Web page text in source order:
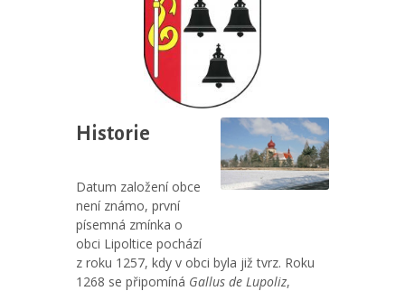
Historie
Datum založení obce
není známo, první
písemná zmínka o
obci Lipoltice pochází
z roku 1257, kdy v obci byla již tvrz. Roku
1268 se připomíná Gallus de Lupoliz,